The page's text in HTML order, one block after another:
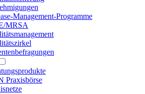
Management-Programme
MRSA
Praxisbörse